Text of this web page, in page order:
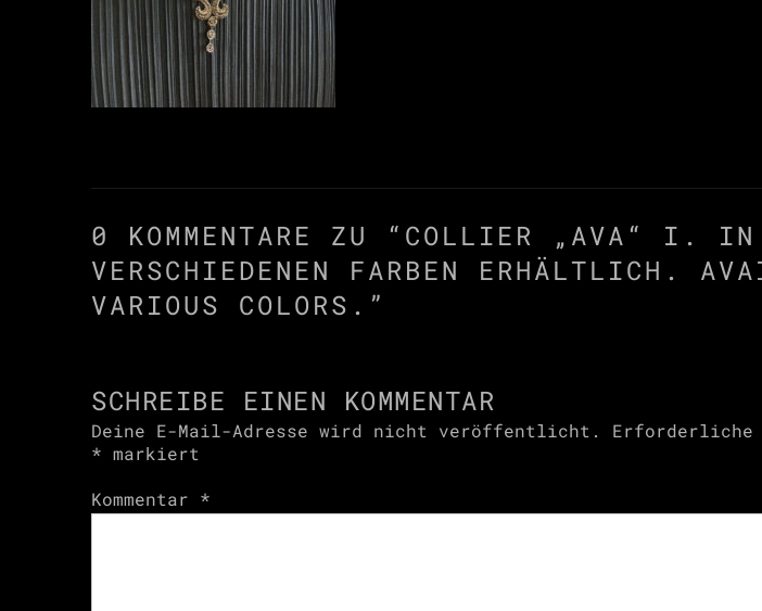
0 KOMMENTARE ZU “ COLLIER „AVA“ I. IN
VERSCHIEDENEN FARBEN ERHÄLTLICH.
VARIOUS COLORS. ”
SCHREIBE EINEN KOMMENTAR
Deine E-Mail-Adresse wird nicht veröffentlicht.
Erforderliche
* markiert
Kommentar *